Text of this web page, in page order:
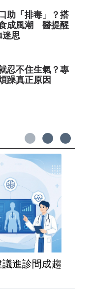
助「排毒」？搭
成風潮 醫提醒
迷思
忍不住生氣？專
躁真正原因
進診間成趨